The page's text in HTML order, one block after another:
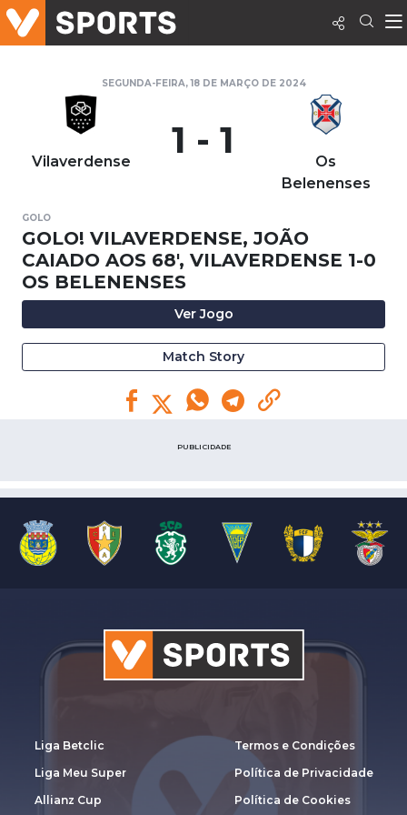
SEGUNDA-FEIRA, 18 DE MARÇO DE 2024
Vilaverdense 1 - 1
Os
Belenenses
GOLO
GOLO! VILAVERDENSE, JOÃO
CAIADO AOS 68', VILAVERDENSE 1-0
OS BELENENSES
Ver Jogo
Match Story
PUBLICIDADE
Liga Betclic
Liga Meu Super
Allianz Cup
Termos e Condições
Política de Privacidade
Política de Cookies